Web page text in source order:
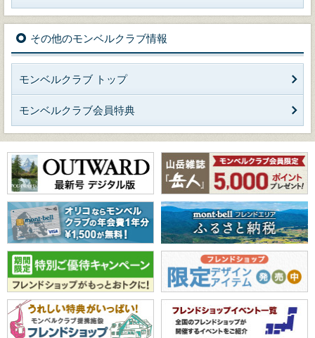
その他のモンベルクラブ情報
モンベルクラブ トップ
モンベルクラブ会員特典